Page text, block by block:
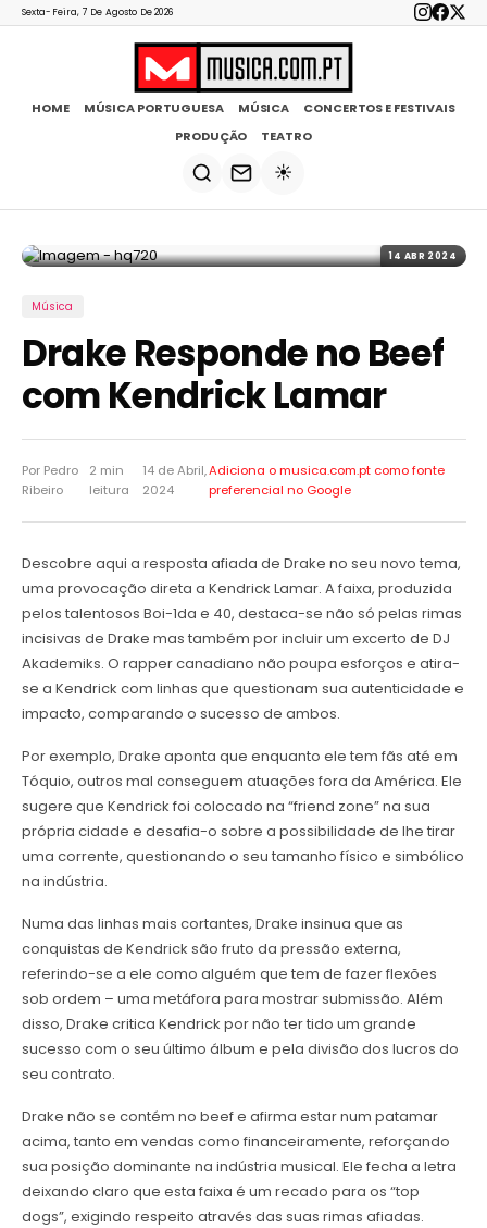
Sexta-Feira, 7 De Agosto De 2026
HOME MÚSICA PORTUGUESA MÚSICA
CONCERTOS E FESTIVAIS
PRODUÇÃO
TEATRO
☀️
14 ABR 2024
Música
Drake Responde no Beef
com Kendrick Lamar
Por Pedro
Ribeiro
2 min
leitura
14 de Abril,
2024
Adiciona o musica.com.pt comofonte
preferencial no Google
Descobre aqui a resposta afiada de Drake no seu novo tema,
uma provocação direta a Kendrick Lamar. A faixa, produzida
pelos talentosos Boi-1da e 40, destaca-se não só pelas rimas
incisivas de Drake mas também por incluir um excerto de DJ
Akademiks. O rapper canadiano não poupa esforços e atira-
se a Kendrick com linhas que questionam sua autenticidade e
impacto, comparando o sucesso de ambos.
Por exemplo, Drake aponta que enquanto ele tem fãs até em
Tóquio, outros mal conseguem atuações fora da América. Ele
sugere que Kendrick foi colocado na “friend zone” na sua
própria cidade e desafia-o sobre a possibilidade de lhe tirar
uma corrente, questionando o seu tamanho físico e simbólico
na indústria.
Numa das linhas mais cortantes, Drake insinua que as
conquistas de Kendrick são fruto da pressão externa,
referindo-se a ele como alguém que tem de fazer flexões
sob ordem – uma metáfora para mostrar submissão. Além
disso, Drake critica Kendrick por não ter tido um grande
sucesso com o seu último álbum e pela divisão dos lucros do
seu contrato.
Drake não se contém no beef e afirma estar num patamar
acima, tanto em vendas como financeiramente, reforçando
sua posição dominante na indústria musical. Ele fecha a letra
deixando claro que esta faixa é um recado para os “top
dogs”, exigindo respeito através das suas rimas afiadas.